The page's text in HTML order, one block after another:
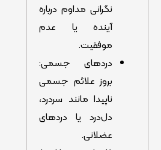
نگرانی مداوم درباره
آینده یا عدم
موفقیت.
دردهای جسمی:
بروز علائم جسمی
ناپیدا مانند سردرد،
دل‌درد یا دردهای
عضلانی.